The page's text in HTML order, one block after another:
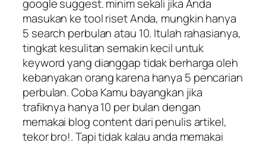
google suggest. minim sekali jika Anda
masukan ke tool riset Anda, mungkin hanya
5 search perbulan atau 10. Itulah rahasianya,
tingkat kesulitan semakin kecil untuk
keyword yang dianggap tidak berharga oleh
kebanyakan orang karena hanya 5 pencarian
perbulan. Coba Kamu bayangkan jika
trafiknya hanya 10 per bulan dengan
memakai blog content dari penulis artikel,
tekor bro!. Tapi tidak kalau anda memakai